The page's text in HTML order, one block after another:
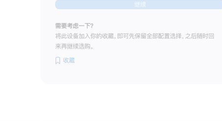
继续
需要考虑一下？
将此设备加入你的收藏，即可先保留全部配置选择，之后随时回
来再继续选购。
收藏